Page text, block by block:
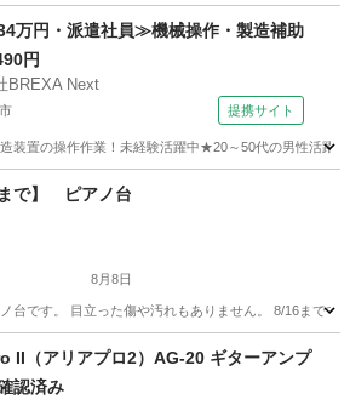
鍵盤楽器、ピアノ
万円・派遣社員≫機械操作・製造補助
円
BREXA Next
提携サイト
装置の操作作業！未経験活躍中★20～50代の男性活
の他
まで】 ピアノ台
8月8日
台です。 目立った傷や汚れもありません。 8/16まで
アクセサリー
II（アリアプロ2）AG-20 ギターアンプ
認済み